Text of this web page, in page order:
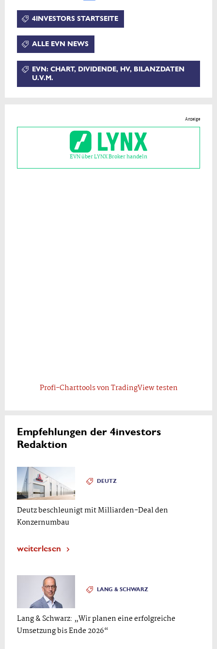
4INVESTORS STARTSEITE
ALLE EVN NEWS
EVN: CHART, DIVIDENDE, HV, BILANZDATEN
U.V.M.
Anzeige
EVN über LYNX Broker handeln
Profi-Charttools von TradingView testen
Empfehlungen der 4investors
Redaktion
DEUTZ
Deutz beschleunigt mit Milliarden-Deal den
Konzernumbau
weiterlesen
LANG & SCHWARZ
Lang & Schwarz: „Wir planen eine erfolgreiche
Umsetzung bis Ende 2026“